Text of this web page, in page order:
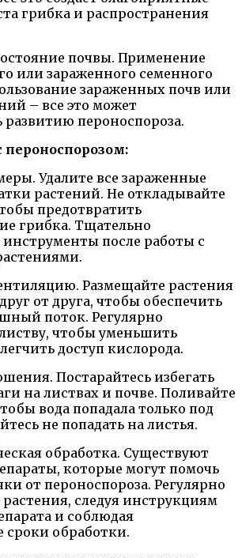
грибка и распространения
почвы. Применение
или зараженного семенного
зараженных почв или
– все это может
развитию пероноспороза.
Удалите все зараженные
растений. Не откладывайте
предотвратить
грибка. Тщательно
после работы с
Размещайте растения
от друга, чтобы обеспечить
поток. Регулярно
чтобы уменьшить
доступ кислорода.
Постарайтесь избегать
на листвах и почве. Поливайте
вода попадала только под
не попадать на листья.
обработка. Существуют
которые могут помочь
от пероноспороза. Регулярно
следуя инструкциям
и соблюдая
сроки обработки.